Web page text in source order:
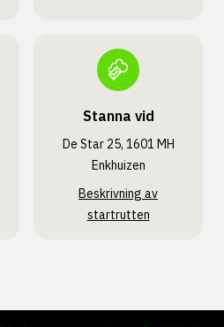
Stanna vid
De Star 25, 1601 MH
Enkhuizen
Beskrivning av
startrutten